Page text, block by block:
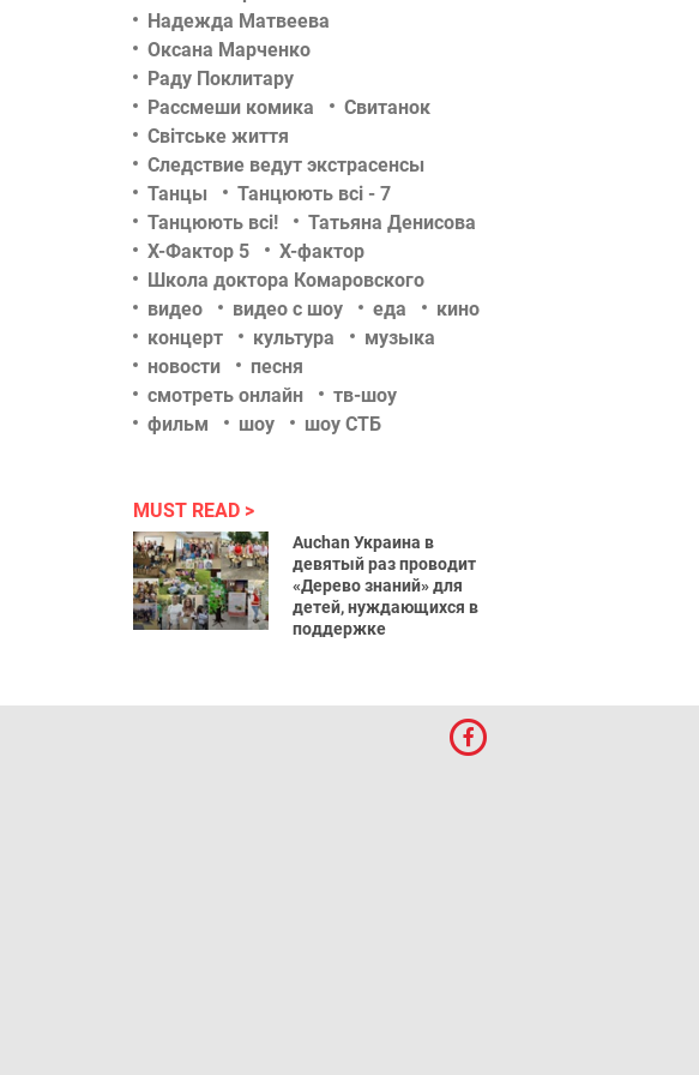
Надежда Матвеева
Оксана Марченко
Раду Поклитару
Рассмеши комика
Свитанок
Світське життя
Следствие ведут экстрасенсы
Танцы
Танцюють всі - 7
Танцюють всі!
Татьяна Денисова
Х-Фактор 5
Х-фактор
Школа доктора Комаровского
видео
видео с шоу еда
кино
концерт
культура
музыка
новости
песня
смотреть онлайн
тв-шоу
фильм
шоу шоу СТБ
MUST READ
Auchan Украина в
девятый раз проводит
«Дерево знаний» для
детей, нуждающихся в
поддержке